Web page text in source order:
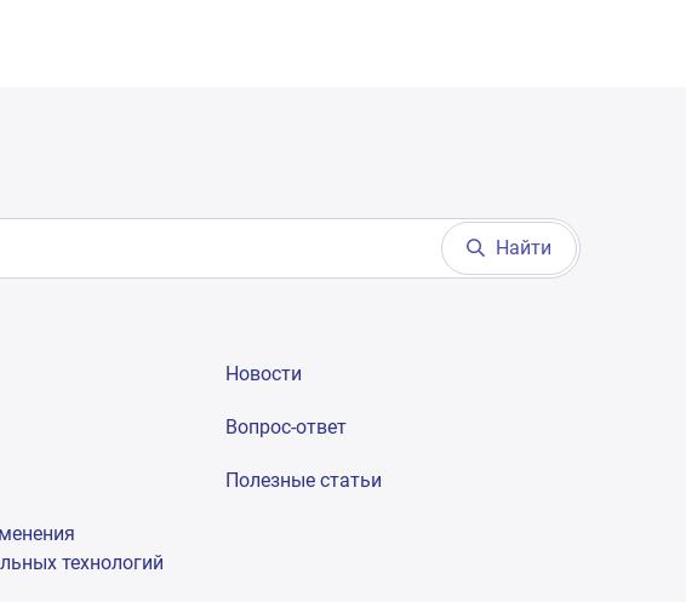
Найти
технологий
Новости
Вопрос-ответ
Полезные статьи